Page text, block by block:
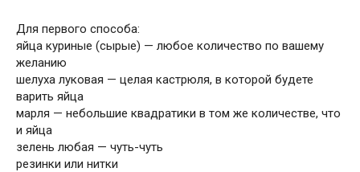
Для первого способа:
яйца куриные (сырые) — любое количество по вашему
желанию
шелуха луковая — целая кастрюля, в которой будете
варить яйца
марля — небольшие квадратики в том же количестве, что
и яйца
зелень любая — чуть-чуть
резинки или нитки